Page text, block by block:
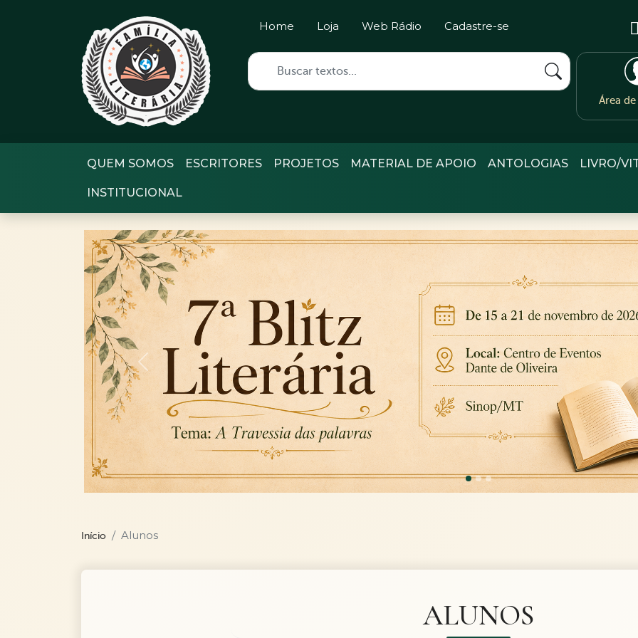
Home Loja Web Rádio Cadastre-se
Área
QUEM SOMOS ESCRITORES PROJETOS MATERIAL DE APOIO ANTOLOGIAS LIVRO/
INSTITUCIONAL
Previous
Início Alunos
ALUNOS